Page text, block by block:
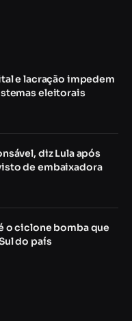
e lacração impedem
eleitorais
diz Lula após
de embaixadora
o ciclone bomba que
do país